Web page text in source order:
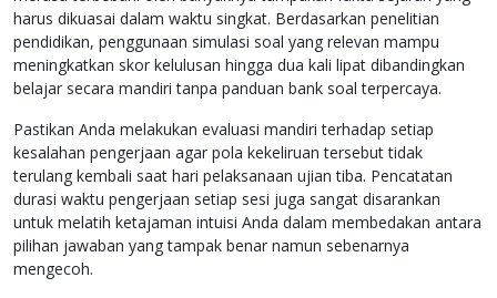
harus dikuasai dalam waktu singkat. Berdasarkan penelitian
pendidikan, penggunaan simulasi soal yang relevan mampu
meningkatkan skor kelulusan hingga dua kali lipat dibandingkan
belajar secara mandiri tanpa panduan bank soal terpercaya.
Pastikan Anda melakukan evaluasi mandiri terhadap setiap
kesalahan pengerjaan agar pola kekeliruan tersebut tidak
terulang kembali saat hari pelaksanaan ujian tiba. Pencatatan
durasi waktu pengerjaan setiap sesi juga sangat disarankan
untuk melatih ketajaman intuisi Anda dalam membedakan antara
pilihan jawaban yang tampak benar namun sebenarnya
mengecoh.